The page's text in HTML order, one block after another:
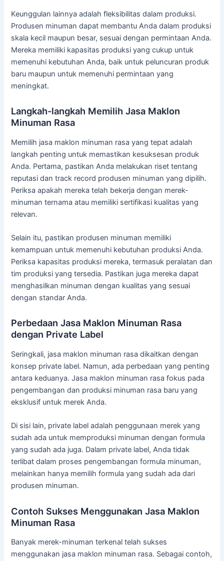
Keunggulan lainnya adalah fleksibilitas dalam produksi.
Produsen minuman dapat membantu Anda dalam produksi
skala kecil maupun besar, sesuai dengan permintaan Anda.
Mereka memiliki kapasitas produksi yang cukup untuk
memenuhi kebutuhan Anda, baik untuk peluncuran produk
baru maupun untuk memenuhi permintaan yang
meningkat.
Langkah-langkah Memilih Jasa Maklon
Minuman Rasa
Memilih jasa maklon minuman rasa yang tepat adalah
langkah penting untuk memastikan kesuksesan produk
Anda. Pertama, pastikan Anda melakukan riset tentang
reputasi dan track record produsen minuman yang dipilih.
Periksa apakah mereka telah bekerja dengan merek-
minuman ternama atau memiliki sertifikasi kualitas yang
relevan.
Selain itu, pastikan produsen minuman memiliki
kemampuan untuk memenuhi kebutuhan produksi Anda.
Periksa kapasitas produksi mereka, termasuk peralatan dan
tim produksi yang tersedia. Pastikan juga mereka dapat
menghasilkan minuman dengan kualitas yang sesuai
dengan standar Anda.
Perbedaan Jasa Maklon Minuman Rasa
dengan Private Label
Seringkali, jasa maklon minuman rasa dikaitkan dengan
konsep private label. Namun, ada perbedaan yang penting
antara keduanya. Jasa maklon minuman rasa fokus pada
pengembangan dan produksi minuman rasa baru yang
eksklusif untuk merek Anda.
Di sisi lain, private label adalah penggunaan merek yang
sudah ada untuk memproduksi minuman dengan formula
yang sudah ada juga. Dalam private label, Anda tidak
terlibat dalam proses pengembangan formula minuman,
melainkan hanya memilih formula yang sudah ada dari
produsen minuman.
Contoh Sukses Menggunakan Jasa Maklon
Minuman Rasa
Banyak merek-minuman terkenal telah sukses
menggunakan jasa maklon minuman rasa. Sebagai contoh,